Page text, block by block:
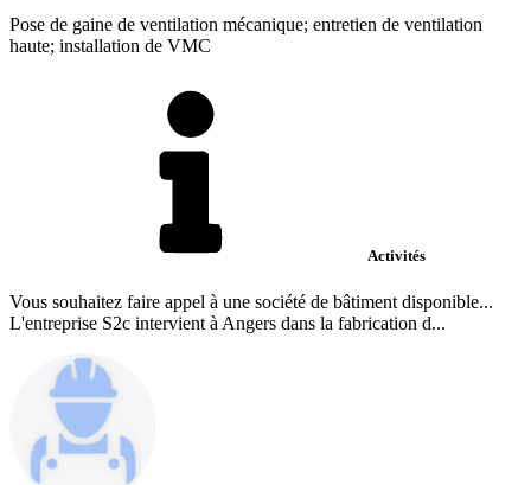
Pose de gaine de ventilation mécanique; entretien de ventilation
haute; installation de VMC
Activités
Vous souhaitez faire appel à une société de bâtiment disponible...
L'entreprise S2c intervient à Angers dans la fabrication d...